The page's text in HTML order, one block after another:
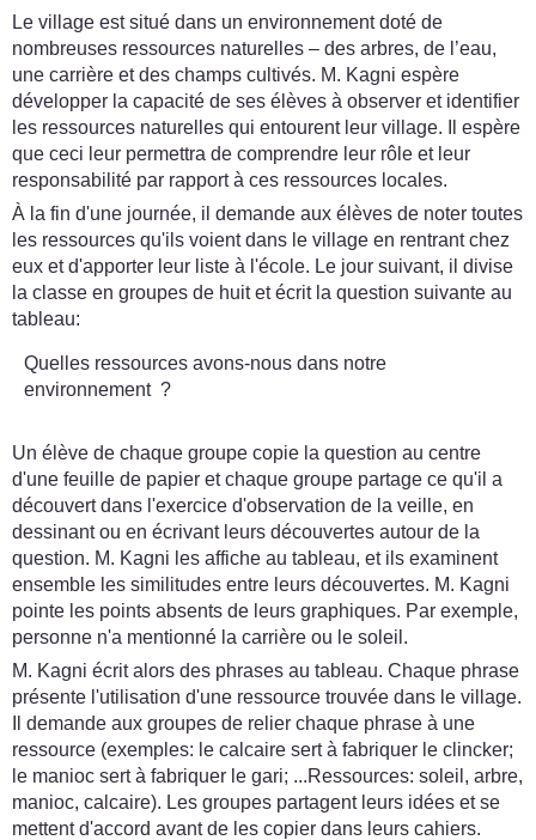
Le village est situé dans un environnement doté de
nombreuses ressources naturelles – des arbres, de l’eau,
une carrière et des champs cultivés. M. Kagni espère
développer la capacité de ses élèves à observer et identifier
les ressources naturelles qui entourent leur village. Il espère
que ceci leur permettra de comprendre leur rôle et leur
responsabilité par rapport à ces ressources locales.
À la fin d'une journée, il demande aux élèves de noter toutes
les ressources qu'ils voient dans le village en rentrant chez
eux et d'apporter leur liste à l'école. Le jour suivant, il divise
la classe en groupes de huit et écrit la question suivante au
tableau:
Quelles ressources avons-nous dans notre
environnement ?
Un élève de chaque groupe copie la question au centre
d'une feuille de papier et chaque groupe partage ce qu'il a
découvert dans l'exercice d'observation de la veille, en
dessinant ou en écrivant leurs découvertes autour de la
question. M. Kagni les affiche au tableau, et ils examinent
ensemble les similitudes entre leurs découvertes. M. Kagni
pointe les points absents de leurs graphiques. Par exemple,
personne n'a mentionné la carrière ou le soleil.
M. Kagni écrit alors des phrases au tableau. Chaque phrase
présente l'utilisation d'une ressource trouvée dans le village.
Il demande aux groupes de relier chaque phrase à une
ressource (exemples: le calcaire sert à fabriquer le clincker;
le manioc sert à fabriquer le gari; ...Ressources: soleil, arbre,
manioc, calcaire). Les groupes partagent leurs idées et se
mettent d'accord avant de les copier dans leurs cahiers.